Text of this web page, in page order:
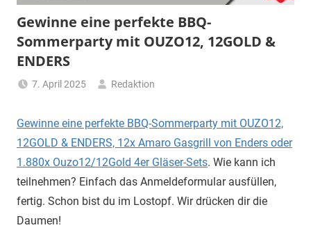
Gewinne eine perfekte BBQ-
Sommerparty mit OUZO12, 12GOLD &
ENDERS
7. April 2025 Redaktion
Gewinne eine perfekte BBQ-Sommerparty mit OUZO12,
12GOLD & ENDERS, 12x Amaro Gasgrill von Enders oder
1.880x Ouzo12/12Gold 4er Gläser-Sets. Wie kann ich
teilnehmen? Einfach das Anmeldeformular ausfüllen,
fertig. Schon bist du im Lostopf. Wir drücken dir die
Daumen!